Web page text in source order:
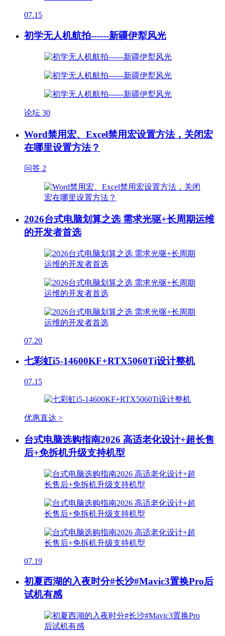
07.15
初学无人机航拍------新疆伊犁风光
论坛 30
Word禁用宏、Excel禁用宏设置方法，关闭宏
在哪里设置方法？
问答 2
2026台式电脑划算之选 需求光驱+长周期运维
的开发者首选
07.20
七彩虹i5-14600KF+RTX5060Ti设计整机
07.15
优惠直达 >
台式电脑选购指南2026 高适老化设计+超长售
后+免拆机升级支持机型
07.19
初夏西湖的入夜时分#长沙#Mavic3置换Pro后
试机有感